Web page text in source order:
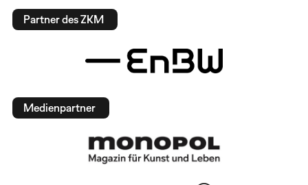
Partner des ZKM
Medienpartner